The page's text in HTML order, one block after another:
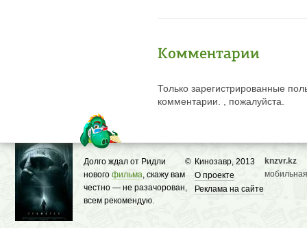
Комментарии
Только зарегистрированные
комментарии. , пожалуйста.
© Кинозавр, 2013
О проекте
Реклама на сайте
Долго ждал от Ридли
нового фильма, скажу вам
честно — не разачорован,
всем рекомендую.
knzvr.kz